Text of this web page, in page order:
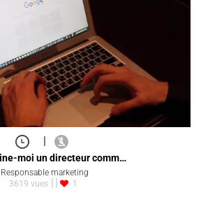
|
moi un directeur comm…
Responsable marketing
3619 vues
1